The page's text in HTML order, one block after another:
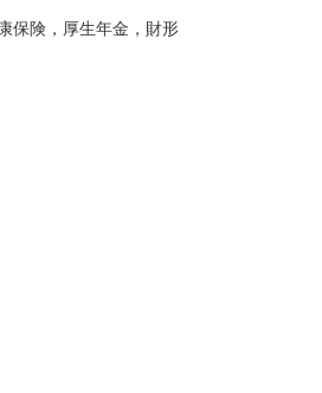
保険，厚生年金，財形